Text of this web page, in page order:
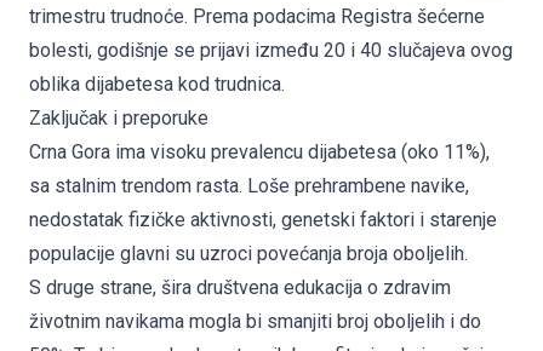
trimestru trudnoće. Prema podacima Registra šećerne
bolesti, godišnje se prijavi između 20 i 40 slučajeva ovog
oblika dijabetesa kod trudnica.
Zaključak i preporuke
Crna Gora ima visoku prevalencu dijabetesa (oko 11%),
sa stalnim trendom rasta. Loše prehrambene navike,
nedostatak fizičke aktivnosti, genetski faktori i starenje
populacije glavni su uzroci povećanja broja oboljelih.
S druge strane, šira društvena edukacija o zdravim
životnim navikama mogla bi smanjiti broj oboljelih i do